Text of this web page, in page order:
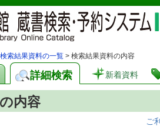
検索結果資料の一覧 > 検索結果資料の内容
詳細検索 新着資料
内容
ご